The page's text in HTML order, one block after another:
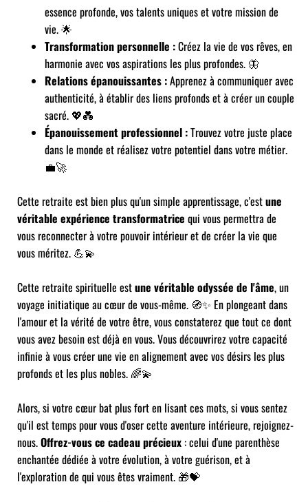
essence profonde, vos talents uniques et votre mission de
vie. 🌟
Transformation personnelle :Créez la vie de vos rêves, en
harmonie avec vos aspirations les plus profondes. 🦋
Relations épanouissantes :Apprenez à communiquer avec
authenticité, à établir des liens profonds et à créer un couple
sacré. 💖💑
Épanouissement professionnel :Trouvez votre juste place
dans le monde et réalisez votre potentiel dans votre métier.
💼🚀
Cette retraite est bien plus qu'un simple apprentissage, c'estune
véritable expérience transformatrice qui vous permettra de
vous reconnecter à votre pouvoir intérieur et de créer la vie que
vous méritez. 💪💫
Cette retraite spirituelle estune véritable odyssée de l'âme, un
voyage initiatique au cœur de vous-même. 🧭✨ En plongeant dans
l'amour et la vérité de votre être, vous constaterez que tout ce dont
vous avez besoin est déjà en vous. Vous découvrirez votre capacité
infinie à vous créer une vie en alignement avec vos désirs les plus
profonds et les plus nobles. 🌈💫
Alors, si votre cœur bat plus fort en lisant ces mots, si vous sentez
qu'il est temps pour vous d'oser cette aventure intérieure, rejoignez-
nous.Offrez-vous ce cadeau précieux : celui d'une parenthèse
enchantée dédiée à votre évolution, à votre guérison, et à
l'exploration de qui vous êtes vraiment. 🎁💝